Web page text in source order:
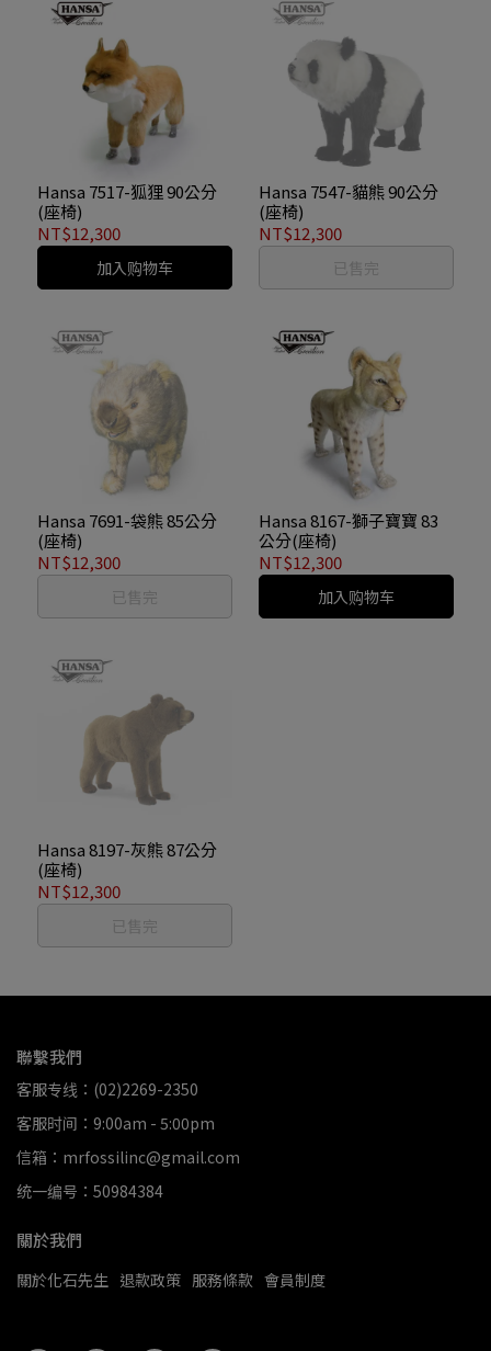
Hansa 7517-狐狸 90公分
(座椅)
NT$12,300
加入购物车
Hansa 7547-貓熊 90公分
(座椅)
NT$12,300
已售完
Hansa 7691-袋熊 85公分
(座椅)
NT$12,300
已售完
Hansa 8167-獅子寶寶 83
公分(座椅)
NT$12,300
加入购物车
Hansa 8197-灰熊 87公分
(座椅)
NT$12,300
已售完
聯繫我們
客服专线：(02)2269-2350
客服时间：9:00am - 5:00pm
信箱：mrfossilinc@gmail.com
统一编号：50984384
關於我們
關於化石先生 退款政策 服務條款 會員制度